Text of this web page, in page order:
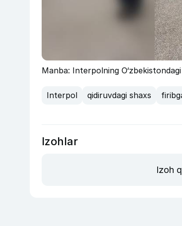
Manba: Interpolning
Interpol qidiruvdagi shaxs
Izohlar
Izoh